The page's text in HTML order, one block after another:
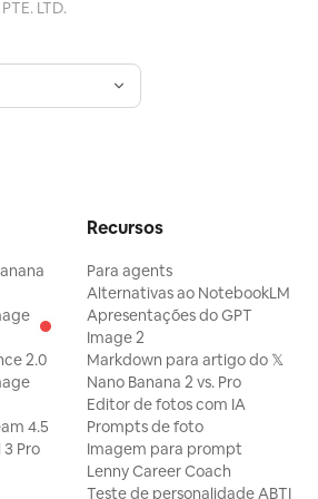
de 5 mm,
mm, tolerância de registro
±0,3 mm, mas visualmente
vez de um projeto de
são uma
renderizações de
3D ultra-realistas e
papel de alta qualidade:
relevo, cantos,
placa, aberturas, pontos
bandeja e reflexos de
devem ser todos
usa uma perspectiva
paleta de folha de ouro
montanhas com
escuro inferior
de lente, alto contraste,
elegante, qualidade de
A tipografia deve ser
e legível, com o título
de marfim para
de apoio em
Restrições:
limpo e pronto para
sem logotipos, sem
がいも — 2個（約300g）,
個, 4) にんにく — 2かけ, 5)
じ1, 8) 鶏ガラスープの素 —
ilustrações na
caixa: pimentões
com uma cortada ao
Bloco de preparo:
faixa verde "下準備" com
"じゃがいもはあらかじ
くと、炒め時間が短くなり、
すくなります。" Inclua
métodos de preparo em
LTD.
2.0
4.5
Pro
Recursos
Para agents
Alternativas ao NotebookLM
Apresentações do GPT
Image 2
Markdown para artigo do 𝕏
Nano Banana 2 vs. Pro
Editor de fotos com IA
Prompts de foto
Imagem para prompt
Lenny Career Coach
Teste de personalidade ABTI